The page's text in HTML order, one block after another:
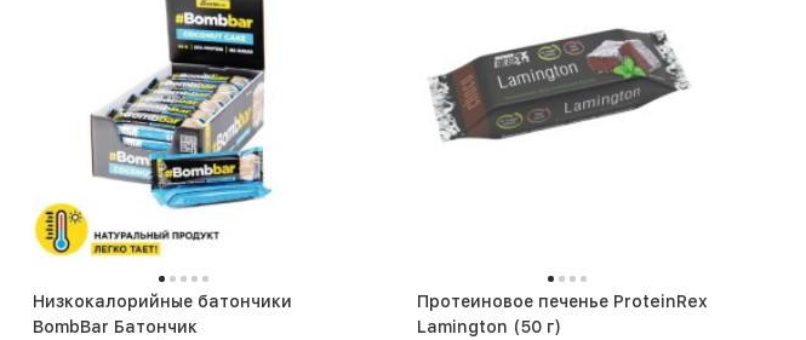
Низкокалорийные батончики
BombBar Батончик
Протеиновое печенье ProteinRex
Lamington (50 г)